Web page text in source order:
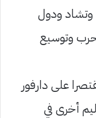
وتشاد ودول
وتوسيع
على دارفور
أخرى في